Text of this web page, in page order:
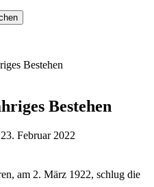
Bestehen
Bestehen
23. Februar 2022
am 2. März 1922, schlug die